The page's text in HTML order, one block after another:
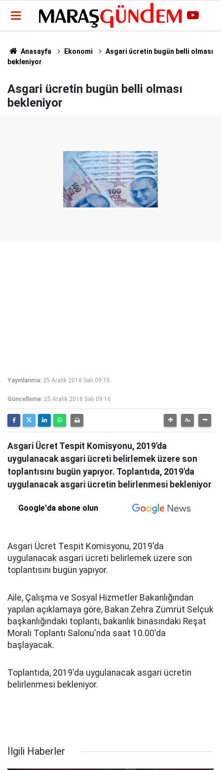
Anasayfa Ekonomi
Asgari ücretin bugün belli olması
bekleniyor
Asgari ücretin bugün belli olması
bekleniyor
Yayınlanma: 25 Aralık 2018 Salı 09:15
Güncelleme: 25 Aralık 2018 Salı 09:16
Asgari Ücret Tespit Komisyonu, 2019'da
uygulanacak asgari ücreti belirlemek üzere son
toplantısını bugün yapıyor. Toplantıda, 2019'da
uygulanacak asgari ücretin belirlenmesi bekleniyor
Google'da abone olun
Asgari Ücret Tespit Komisyonu, 2019'da
uygulanacak asgari ücreti belirlemek üzere son
toplantısını bugün yapıyor.
Aile, Çalışma ve Sosyal Hizmetler Bakanlığından
yapılan açıklamaya göre, Bakan Zehra Zümrüt Selçuk
başkanlığındaki toplantı, bakanlık binasındaki Reşat
Moralı Toplantı Salonu'nda saat 10.00'da
başlayacak.
Toplantıda, 2019'da uygulanacak asgari ücretin
belirlenmesi bekleniyor.
İlgili Haberler